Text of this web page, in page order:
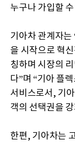
누구나 가입할
기아차 관계자
을 시작으로 혁
칭하며 시장의
다”며 “기아 플
서비스로서, 기
객의 선택권을
한편, 기아차는